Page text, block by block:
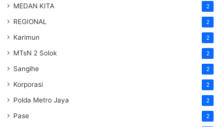
MEDAN KITA 2
REGIONAL 2
Karimun 2
MTsN 2 Solok 2
Sangihe 2
Korporasi 2
Polda Metro Jaya 2
Pase 2